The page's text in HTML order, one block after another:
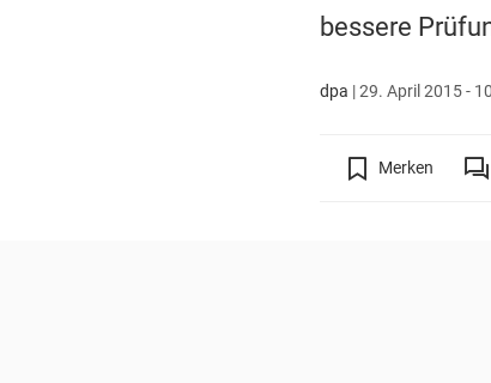
bessere
dpa |29. April 2015 -
Merken